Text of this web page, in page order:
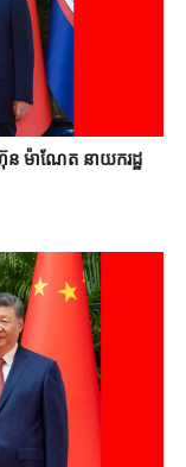
ម៉ាណែត នាយករដ្ឋ